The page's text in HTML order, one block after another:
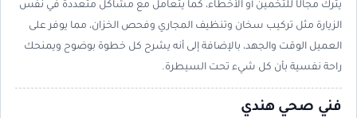
يترك مجالًا للتخمين أو الأخطاء، كما يتعامل مع مشاكل متعددة في نفس
الزيارة مثل تركيب سخان وتنظيف المجاري وفحص الخزان، مما يوفر على
العميل الوقت والجهد، بالإضافة إلى أنه يشرح كل خطوة بوضوح ويمنحك
راحة نفسية بأن كل شيء تحت السيطرة.
فني صحي هندي